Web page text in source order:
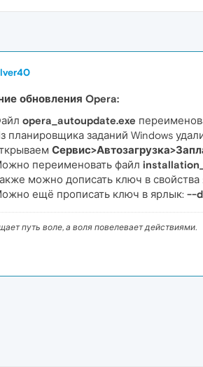
обновления Opera:
opera_autoupdate.exe
планировщика заданий Windows
переименовать файл
можно дописать ключ в свойства
ещё прописать ключ в ярлык: --
путь воле, а воля повелевает действиями.